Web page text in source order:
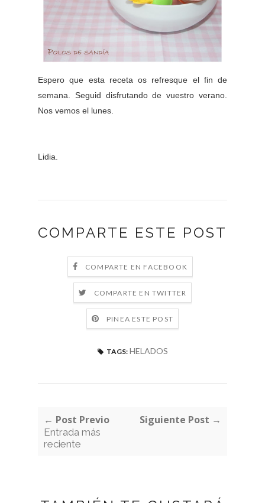
Espero que esta receta os refresque el fin de
semana. Seguid disfrutando de vuestro verano.
Nos vemos el lunes.
Lidia.
COMPARTE ESTE POST
COMPARTE EN FACEBOOK
COMPARTE EN TWITTER
PINEA ESTE POST
TAGS: HELADOS
← Post Previo
Entrada más
reciente
Siguiente Post →